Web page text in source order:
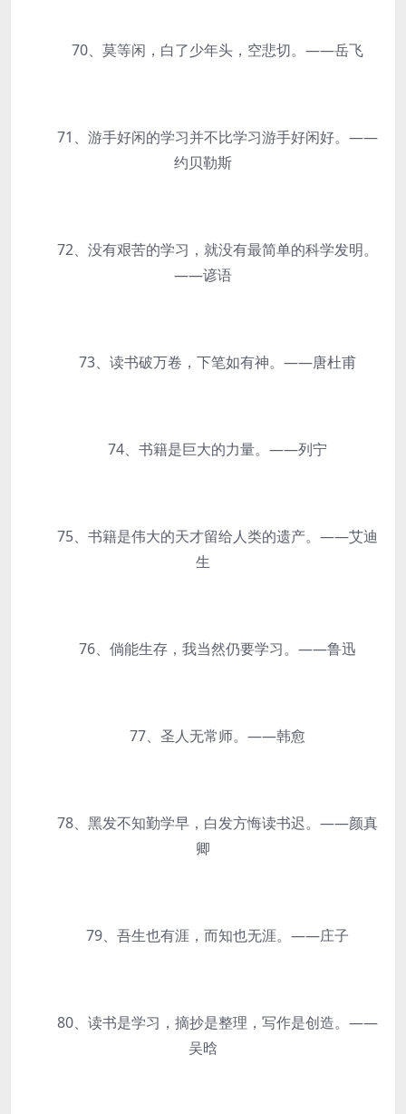
70、莫等闲，白了少年头，空悲切。——岳飞
71、游手好闲的学习并不比学习游手好闲好。——
约贝勒斯
72、没有艰苦的学习，就没有最简单的科学发明。
——谚语
73、读书破万卷，下笔如有神。——唐杜甫
74、书籍是巨大的力量。——列宁
75、书籍是伟大的天才留给人类的遗产。——艾迪
生
76、倘能生存，我当然仍要学习。——鲁迅
77、圣人无常师。——韩愈
78、黑发不知勤学早，白发方悔读书迟。——颜真
卿
79、吾生也有涯，而知也无涯。——庄子
80、读书是学习，摘抄是整理，写作是创造。——
吴晗